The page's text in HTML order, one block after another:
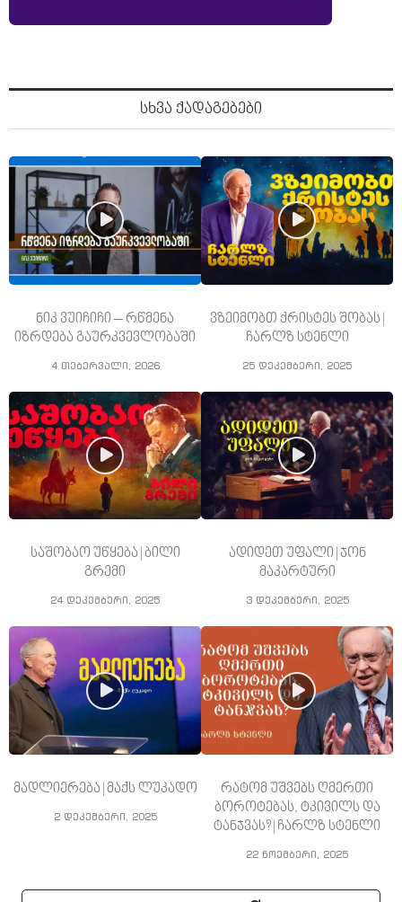
სხვა ქადაგებები
ნიკ ვუიჩიჩი – რწმენა
იზრდება გაურკვევლობაში
4 თებერვალი, 2026
ვზეიმობთ ქრისტეს შობას |
ჩარლზ სტენლი
25 დეკემბერი, 2025
საშობაო უწყება | ბილი
გრემი
24 დეკემბერი, 2025
ადიდეთ უფალი | ჯონ
მაკარტური
3 დეკემბერი, 2025
მადლიერება | მაქს ლუკადო
2 დეკემბერი, 2025
რატომ უშვებს ღმერთი
ბოროტებას, ტკივილს და
ტანჯვას? | ჩარლზ სტენლი
22 ნოემბერი, 2025